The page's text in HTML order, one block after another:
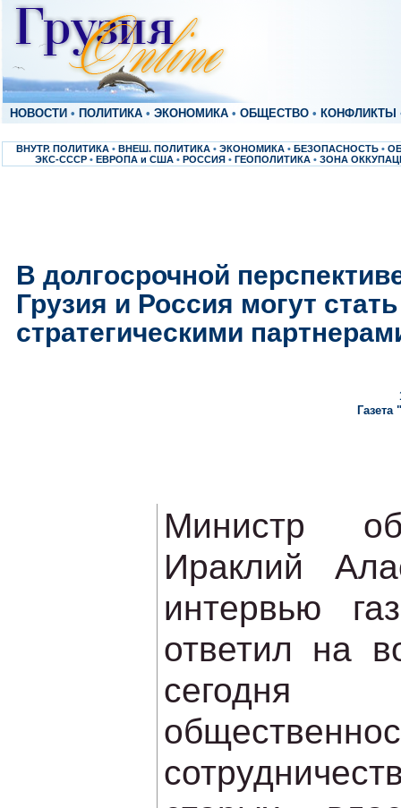
НОВОСТИ • ПОЛИТИКА • ЭКОНОМИКА • ОБЩЕСТВО • КОНФЛИКТЫ
ВНУТР. ПОЛИТИКА • ВНЕШ. ПОЛИТИКА • ЭКОНОМИКА • БЕЗОПАСНОСТЬ •
ЭКС-СССР • ЕВРОПА и США • РОССИЯ • ГЕОПОЛИТИКА • ЗОНА
В долгосрочной
Грузия и Россия могут стать
стратегическими
Газета
Министр
Ираклий
интервью
ответил на
сегодня